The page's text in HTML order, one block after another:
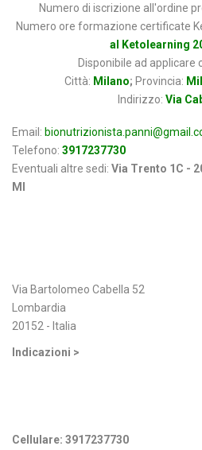
Numero di iscrizione all'ordine
Numero ore formazione certificate
al Ketolearning
Disponibile ad applicare
Città: Milano; Provincia:
Indirizzo: Via
Email:
Telefono: 3917237730
Eventuali altre sedi: Via Trento 1C -
MI
Via Bartolomeo Cabella 52
Lombardia
20152 - Italia
Indicazioni >
Cellulare: 3917237730